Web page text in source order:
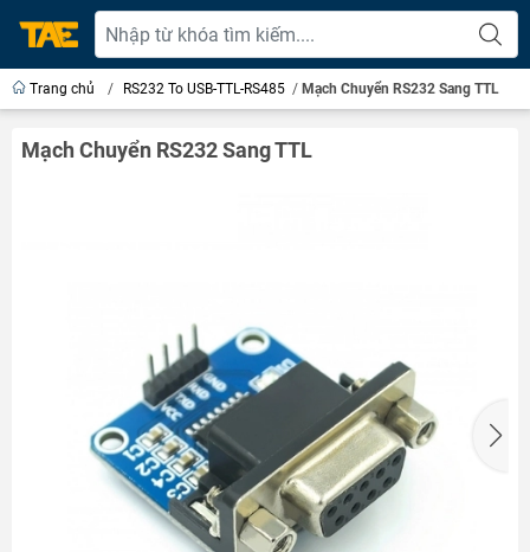
Trang chủ / RS232 To USB-TTL-RS485 / Mạch Chuyển RS232 Sang TTL
Mạch Chuyển RS232 Sang TTL